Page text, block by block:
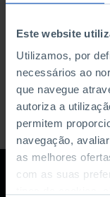
Este website
Utilizamos, por
necessários ao
que navegue
autoriza a
permitem
navegação,
as melhores
com as suas